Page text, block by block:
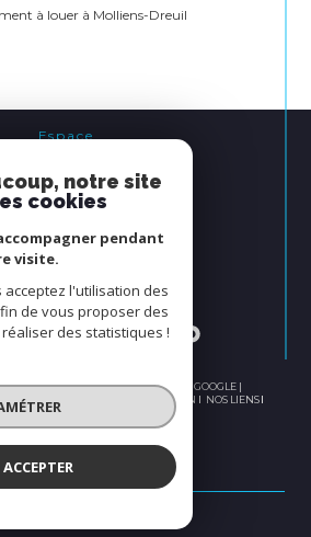
à louer à Molliens-Dreuil
Espace
se connecter
Nous
ADHÉRONS
| TRADUCTION POWERED BY GOOGLE |
ADMIN
NOS LIENS
RGPD
notre site
cookies
pendant
visite.
l'utilisation des
de vous proposer des
des statistiques !